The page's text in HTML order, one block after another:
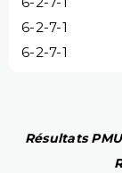
6-2-7-1
6-2-7-1
Résultats